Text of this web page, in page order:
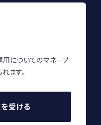
についてのマネープ
ます。
受ける